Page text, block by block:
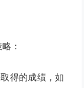
：
得的成绩，如